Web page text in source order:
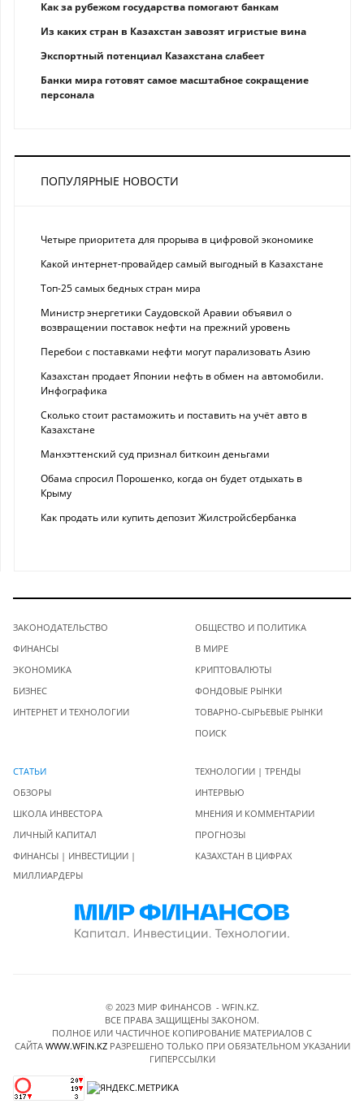
Как за рубежом государства помогают банкам
Из каких стран в Казахстан завозят игристые вина
Экспортный потенциал Казахстана слабеет
Банки мира готовят самое масштабное сокращение
персонала
ПОПУЛЯРНЫЕ НОВОСТИ
Четыре приоритета для прорыва в цифровой экономике
Какой интернет-провайдер самый выгодный в Казахстане
Топ-25 самых бедных стран мира
Министр энергетики Саудовской Аравии объявил о
возвращении поставок нефти на прежний уровень
Перебои с поставками нефти могут парализовать Азию
Казахстан продает Японии нефть в обмен на автомобили.
Инфографика
Сколько стоит растаможить и поставить на учёт авто в
Казахстане
Манхэттенский суд признал биткоин деньгами
Обама спросил Порошенко, когда он будет отдыхать в
Крыму
Как продать или купить депозит Жилстройсбербанка
ЗАКОНОДАТЕЛЬСТВО
ФИНАНСЫ
ЭКОНОМИКА
БИЗНЕС
ИНТЕРНЕТ И ТЕХНОЛОГИИ
ОБЩЕСТВО И ПОЛИТИКА
В МИРЕ
КРИПТОВАЛЮТЫ
ФОНДОВЫЕ РЫНКИ
ТОВАРНО-СЫРЬЕВЫЕ РЫНКИ
ПОИСК
СТАТЬИ
ОБЗОРЫ
ШКОЛА ИНВЕСТОРА
ЛИЧНЫЙ КАПИТАЛ
ФИНАНСЫ | ИНВЕСТИЦИИ |
МИЛЛИАРДЕРЫ
ТЕХНОЛОГИИ | ТРЕНДЫ
ИНТЕРВЬЮ
МНЕНИЯ И КОММЕНТАРИИ
ПРОГНОЗЫ
КАЗАХСТАН В ЦИФРАХ
© 2023 МИР ФИНАНСОВ - WFIN.KZ.
ВСЕ ПРАВА ЗАЩИЩЕНЫ ЗАКОНОМ.
ПОЛНОЕ ИЛИ ЧАСТИЧНОЕ КОПИРОВАНИЕ МАТЕРИАЛОВ C
САЙТА WWW.WFIN.KZРАЗРЕШЕНО ТОЛЬКО ПРИ ОБЯЗАТЕЛЬНОМ УКАЗАНИИ
ГИПЕРССЫЛКИ